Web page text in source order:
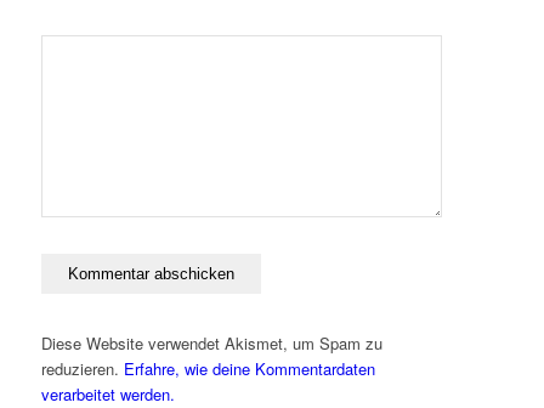
Diese Website verwendet Akismet, um Spam zu
reduzieren. Erfahre, wie deine Kommentardaten
verarbeitet werden.